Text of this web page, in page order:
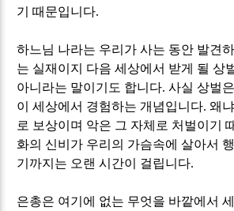
기 때문입니다.
하느님 나라는 우리가 사는 동안 발견
는 실재이지 다음 세상에서 받게 될 상
아니라는 말이기도 합니다.사실 상벌
이 세상에서 경험하는 개념입니다.왜
로 보상이며 악은 그 자체로 처벌이기
화의 신비가 우리의 가슴속에 살아서
기까지는 오랜 시간이 걸립니다.
은총은 여기에 없는 무엇을 바깥에서